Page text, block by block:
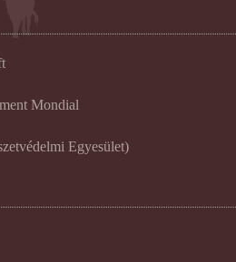
Mondial
Egyesület)